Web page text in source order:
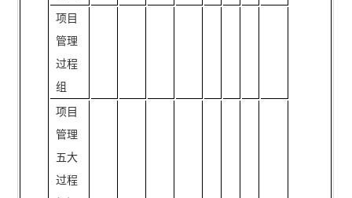
项目
管理
过程
组
项目
管理
五大
过程